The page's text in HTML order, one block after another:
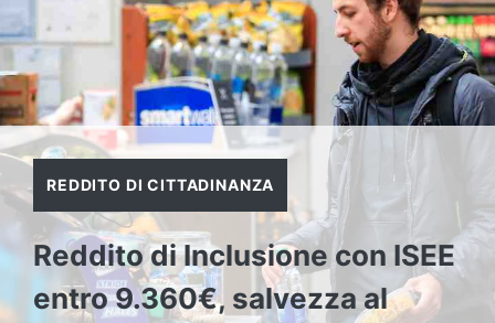
REDDITO DI CITTADINANZA
Reddito di Inclusione con ISEE
entro 9.360€, salvezza al